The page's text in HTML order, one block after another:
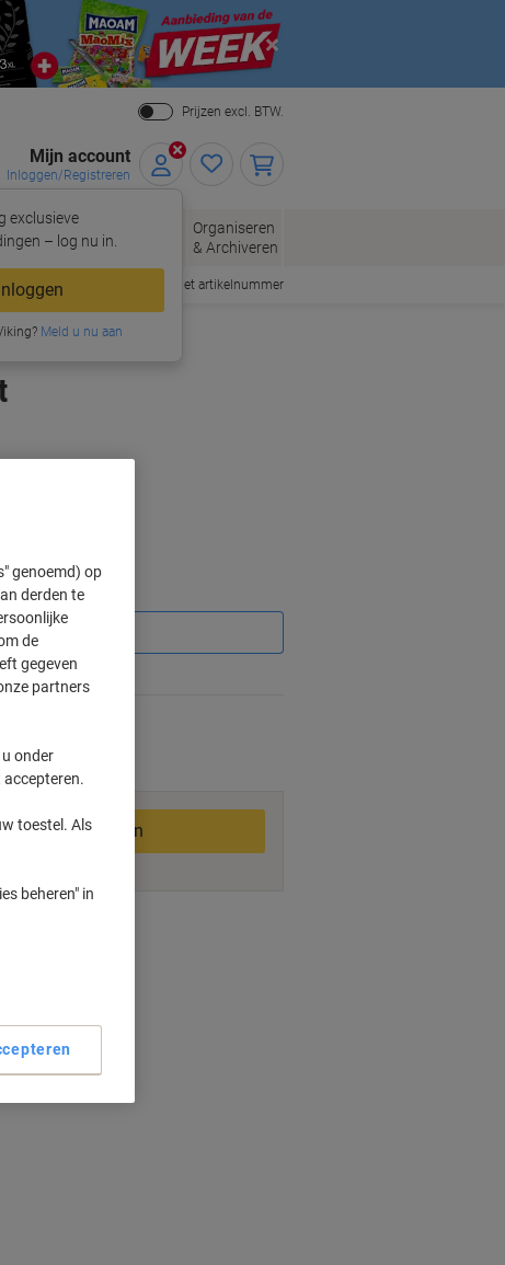
Close
Prijzen excl. BTW.
Mijn account
Inloggen/Registreren
exclusieve
– log nu in.
Meld u nu aan
Kantoorartikelen
Organiseren
& Archiveren
Snel bestellen met artikelnummer
In winkelwagen
genoemd) op
derden te
de
gegeven
partners
onder
accepteren.
toestel. Als
beheren" in